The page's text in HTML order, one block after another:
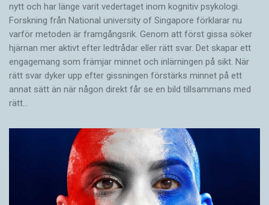
nytt och har länge varit vedertaget inom kognitiv psykologi.
Forskning från National university of Singa­pore förklarar nu
varför metoden är framgångsrik. Genom att först gissa ­söker
hjärnan mer aktivt ­efter ledtrådar eller rätt svar. Det skapar ett
engagemang som främjar minnet och inlärningen på sikt. När
rätt svar dyker upp efter gissningen förstärks minnet på ett
annat sätt än när någon direkt får se en bild tillsammans med
rätt…